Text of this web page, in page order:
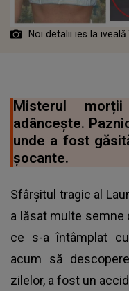
Noi detalii ies la
Misterul
adâncește.
unde a fost
șocante.
Sfârșitul tragic al
a lăsat multe semne
ce s-a întâmplat
acum să
zilelor, a fost un